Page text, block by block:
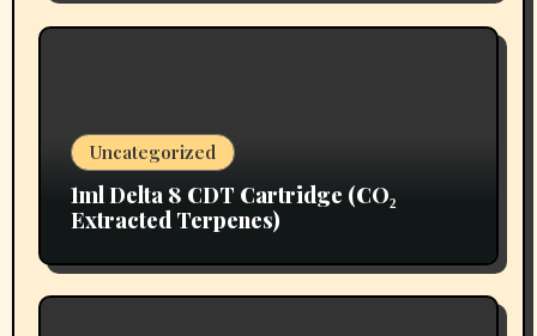
Uncategorized
1ml Delta 8 CDT Cartridge (CO₂
Extracted Terpenes)